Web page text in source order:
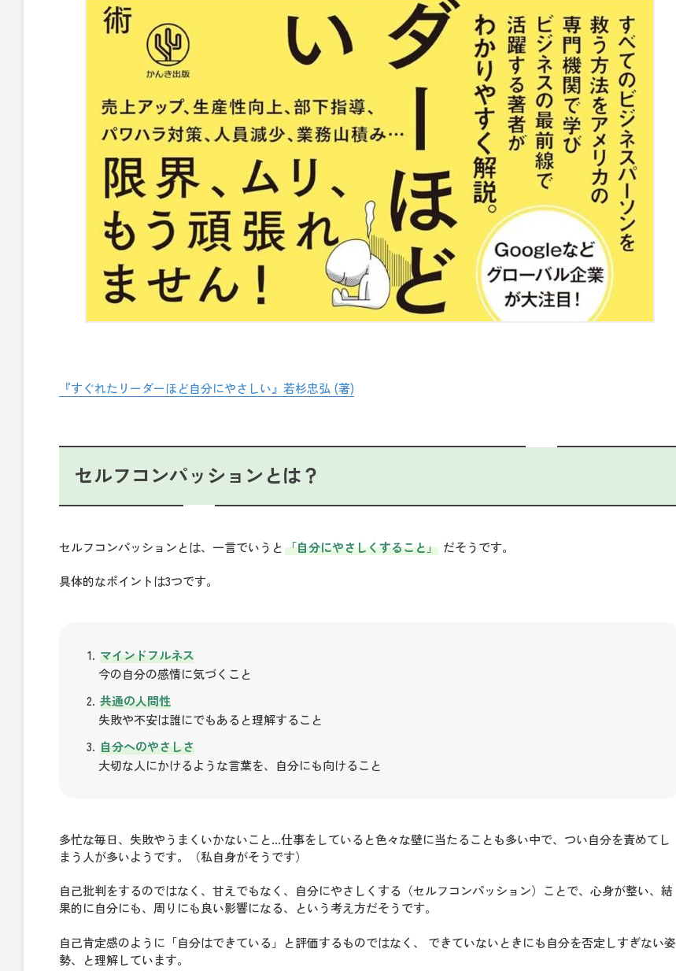
『すぐれたリーダーほど自分にやさしい』若杉忠弘 (著)
セルフコンパッションとは？
セルフコンパッションとは、一言でいうと 「自分にやさしくすること」 だそうです。
具体的なポイントは3つです。
マインドフルネス
今の自分の感情に気づくこと
共通の人間性
失敗や不安は誰にでもあると理解すること
自分へのやさしさ
大切な人にかけるような言葉を、自分にも向けること
多忙な毎日、失敗やうまくいかないこと…仕事をしていると色々な壁に当たることも多い中で、つい自分を責めてし
まう人が多いようです。（私自身がそうです）
自己批判をするのではなく、甘えでもなく、自分にやさしくする（セルフコンパッション）ことで、心身が整い、結
果的に自分にも、周りにも良い影響になる、という考え方だそうです。
自己肯定感のように「自分はできている」と評価するものではなく、 できていないときにも自分を否定しすぎない姿
勢、と理解しています。